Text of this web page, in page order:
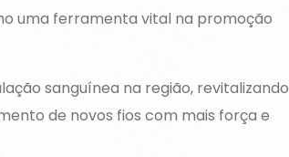
uma ferramenta vital na promoção
sanguínea na região, revitalizando
de novos fios com mais força e